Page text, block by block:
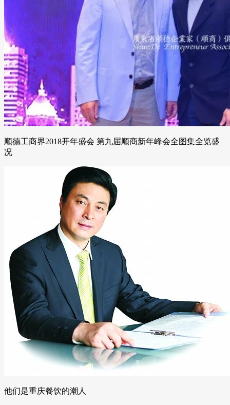
顺德工商界2018开年盛会 第九届顺商新年峰会全图集全览盛
况
他们是重庆餐饮的潮人